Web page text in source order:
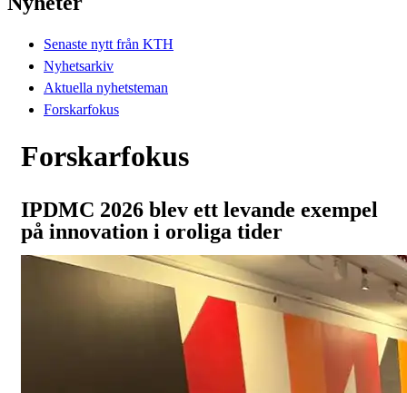
Senaste nytt från KTH
Nyhetsarkiv
Aktuella nyhetsteman
Forskarfokus
Forskarfokus
IPDMC 2026 blev ett levande exempel
på innovation i oroliga tider